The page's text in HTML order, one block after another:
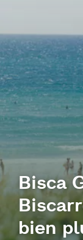
Bisca
bien